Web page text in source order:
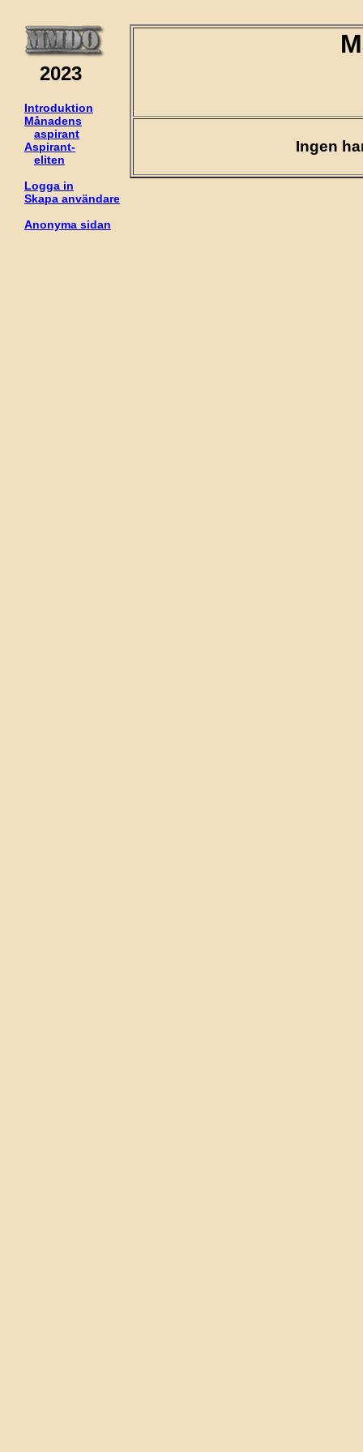
2023
Introduktion
Månadens
aspirant
Aspirant-
eliten
Logga in
Skapa användare
Anonyma sidan
Ingen